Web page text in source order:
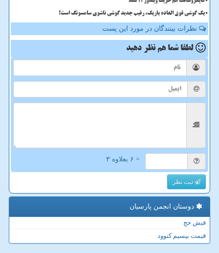
یک گوشی فوق العاده باریک، رقیب جدید گوشی تاشوی سامسونگ است!
نظرات بینندگان در مورد این پست
لطفا شما هم نظر دهید
= ۶ بعلاوه ۳
ثبت نظر
دوستان انجمن پارسیان
فیش حج
قیمت بیسیم کنوود